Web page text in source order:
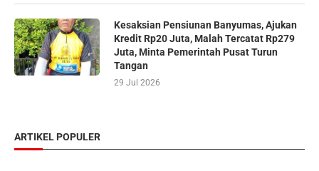
Kesaksian Pensiunan Banyumas, Ajukan
Kredit Rp20 Juta, Malah Tercatat Rp279
Juta, Minta Pemerintah Pusat Turun
Tangan
29 Jul 2026
ARTIKEL POPULER